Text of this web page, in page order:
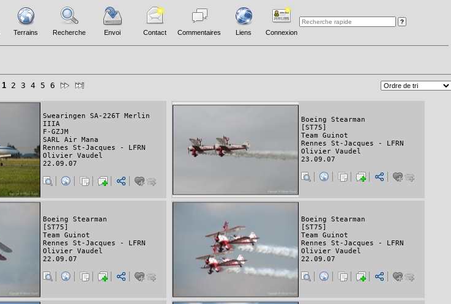
Terrains Recherche Envoi Contact Commentaires Liens Connexion
1 2 3 4 5 6
Swearingen SA-226T Merlin
IIIA
F-GZJM
SARL Air Mana
Rennes St-Jacques - LFRN
Olivier Vaudel
22.09.07
Boeing Stearman
[ST75]
Team Guinot
Rennes St-Jacques - LFRN
Olivier Vaudel
23.09.07
Boeing Stearman
[ST75]
Team Guinot
Rennes St-Jacques - LFRN
Olivier Vaudel
22.09.07
Boeing Stearman
[ST75]
Team Guinot
Rennes St-Jacques - LFRN
Olivier Vaudel
22.09.07